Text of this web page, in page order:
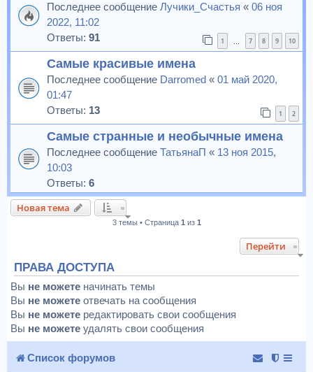
Последнее сообщение Лучики_Счастья « 06 ноя
2022, 11:02
Ответы: 91 1 7 8 9 10
Самые красивые имена
Последнее сообщение Darromed « 01 май 2020,
01:47
Ответы: 13 1 2
Самые странные и необычные имена
Последнее сообщение ТатьянаП « 13 ноя 2015,
10:03
Ответы: 6
Новая тема
3 темы • Страница 1 из 1
Перейти
ПРАВА ДОСТУПА
Вы не можете начинать темы
Вы не можете отвечать на сообщения
Вы не можете редактировать свои сообщения
Вы не можете удалять свои сообщения
Список форумов